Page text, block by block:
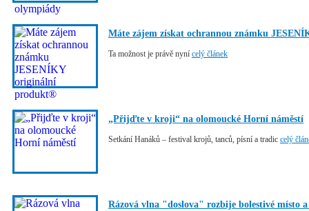
Máte zájem získat ochrannou známku
Ta možnost je právě nyní celý článek
„Přijďte v kroji“ na olomoucké Horní náměstí
Setkání Hanáků – festival krojů, tanců, písní a tradic celý
Rázová vlna "doslova" rozbije bolestivé místo